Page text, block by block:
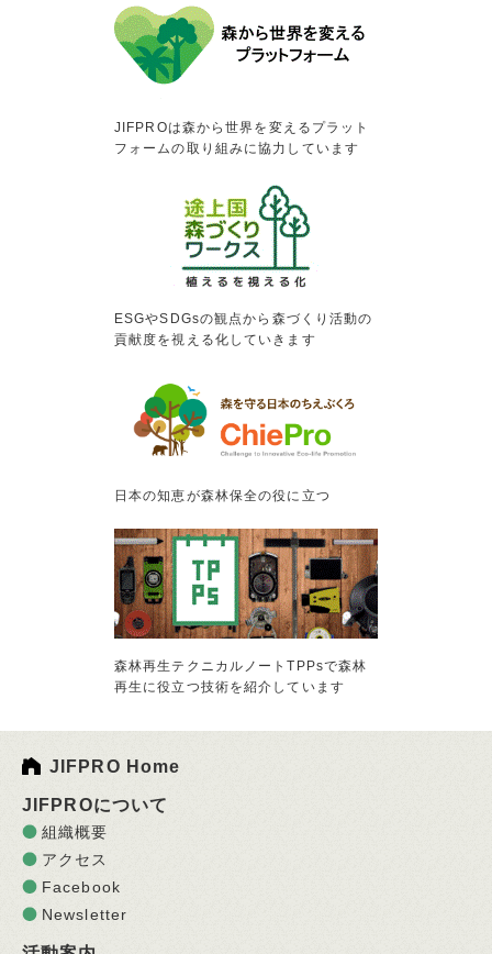
JIFPROは森から世界を変えるプラット
フォームの取り組みに協力しています
ESGやSDGsの観点から森づくり活動の
貢献度を視える化していきます
日本の知恵が森林保全の役に立つ
森林再生テクニカルノートTPPsで森林
再生に役立つ技術を紹介しています
JIFPRO Home
JIFPROについて
組織概要
アクセス
Facebook
Newsletter